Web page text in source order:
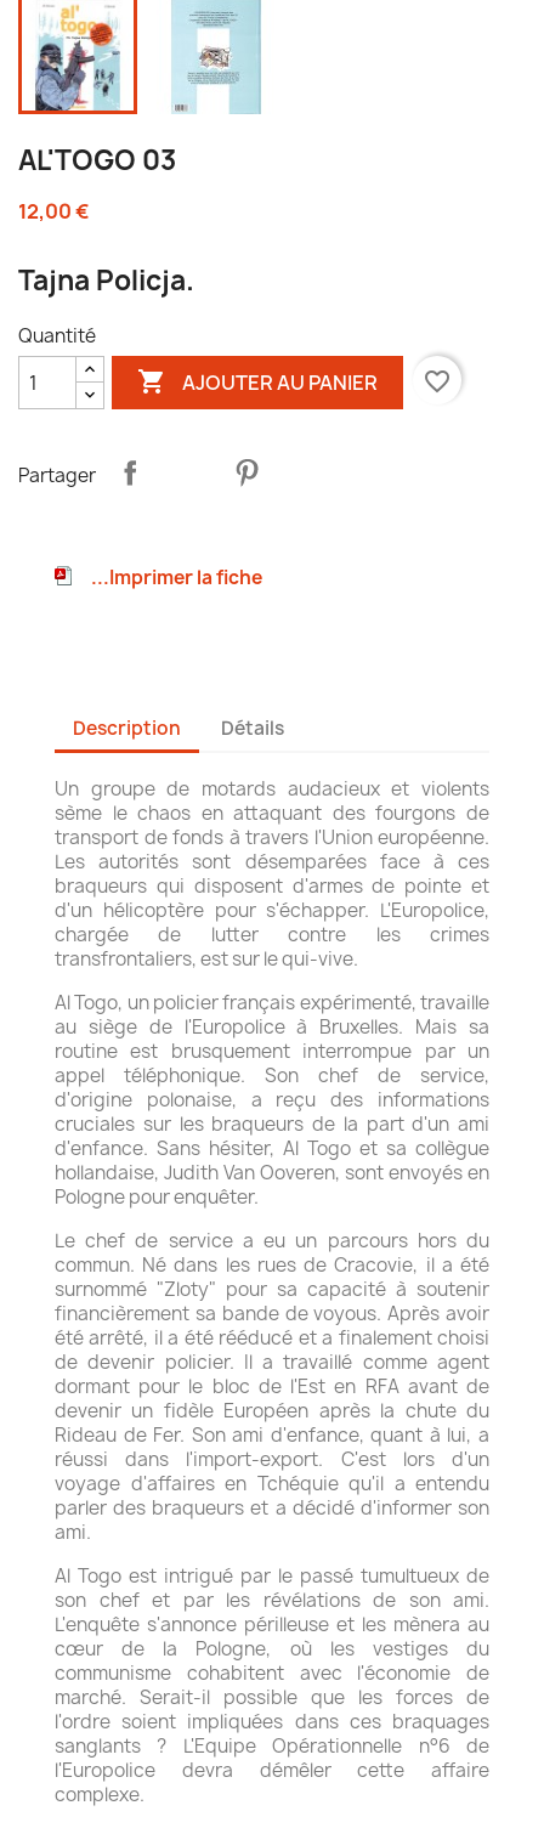
AL'TOGO 03
12,00 €
Tajna Policja.
Quantité
 AJOUTER AU PANIER favorite_border
Partager
...Imprimer la fiche
Description Détails
Un groupe de motards audacieux et violents
sème le chaos en attaquant des fourgons de
transport de fonds à travers l'Union européenne.
Les autorités sont désemparées face à ces
braqueurs qui disposent d'armes de pointe et
d'un hélicoptère pour s'échapper. L'Europolice,
chargée de lutter contre les crimes
transfrontaliers, est sur le qui-vive.
Al Togo, un policier français expérimenté, travaille
au siège de l'Europolice à Bruxelles. Mais sa
routine est brusquement interrompue par un
appel téléphonique. Son chef de service,
d'origine polonaise, a reçu des informations
cruciales sur les braqueurs de la part d'un ami
d'enfance. Sans hésiter, Al Togo et sa collègue
hollandaise, Judith Van Ooveren, sont envoyés en
Pologne pour enquêter.
Le chef de service a eu un parcours hors du
commun. Né dans les rues de Cracovie, il a été
surnommé "Zloty" pour sa capacité à soutenir
financièrement sa bande de voyous. Après avoir
été arrêté, il a été rééducé et a finalement choisi
de devenir policier. Il a travaillé comme agent
dormant pour le bloc de l'Est en RFA avant de
devenir un fidèle Européen après la chute du
Rideau de Fer. Son ami d'enfance, quant à lui, a
réussi dans l'import-export. C'est lors d'un
voyage d'affaires en Tchéquie qu'il a entendu
parler des braqueurs et a décidé d'informer son
ami.
Al Togo est intrigué par le passé tumultueux de
son chef et par les révélations de son ami.
L'enquête s'annonce périlleuse et les mènera au
cœur de la Pologne, où les vestiges du
communisme cohabitent avec l'économie de
marché. Serait-il possible que les forces de
l'ordre soient impliquées dans ces braquages
sanglants ? L'Equipe Opérationnelle n°6 de
l'Europolice devra démêler cette affaire
complexe.